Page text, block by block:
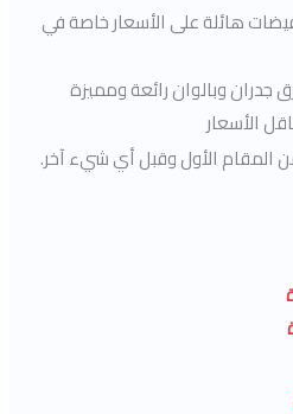
هائلة على الأسعار خاصة في
جدران وبالوان رائعة ومميزة
الأسعار
المقام الأول وقبل أي شيء آخر.